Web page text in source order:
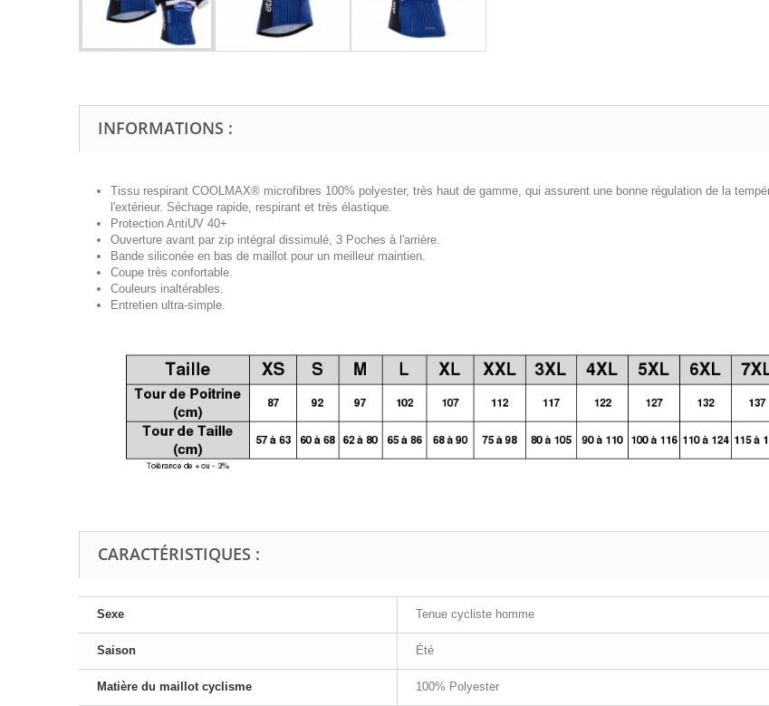
INFORMATIONS :
Tissu respirant COOLMAX® microfibres 100% polyester, très haut de gamme, qui assurent une bonne régulation de la
l'extérieur. Séchage rapide, respirant et très élastique.
Protection AntiUV 40+
Ouverture avant par zip intégral dissimulé, 3 Poches à l'arrière.
Bande siliconée en bas de maillot pour un meilleur maintien.
Coupe très confortable.
Couleurs inaltérables.
Entretien ultra-simple.
CARACTÉRISTIQUES :
Sexe Tenue cycliste homme
Saison Été
Matière du maillot cyclisme 100% Polyester